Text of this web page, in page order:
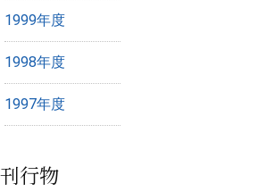
1999年度
1998年度
1997年度
刊行物